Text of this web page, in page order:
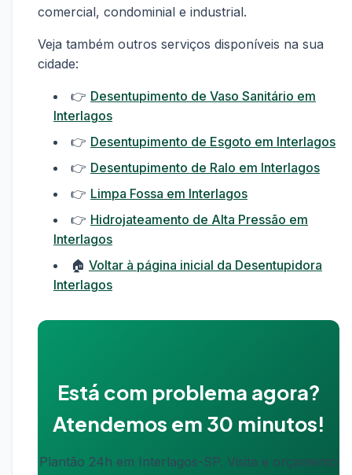
comercial, condominial e industrial.
Veja também outros serviços disponíveis na sua
cidade:
👉 Desentupimento de Vaso Sanitário em
Interlagos
👉 Desentupimento de Esgoto em Interlagos
👉 Desentupimento de Ralo em Interlagos
👉 Limpa Fossa em Interlagos
👉 Hidrojateamento de Alta Pressão em
Interlagos
🏠 Voltar à página inicial da Desentupidora
Interlagos
Está com problema agora?
Atendemos em 30 minutos!
Plantão 24h em Interlagos-SP. Visita e orçamento